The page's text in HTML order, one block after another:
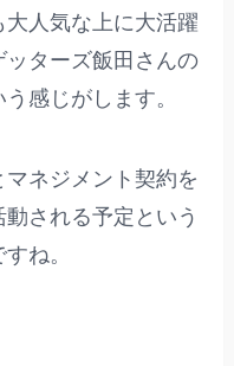
人気な上に大活躍
ターズ飯田さんの
感じがします。
ネジメント契約を
される予定という
ね。